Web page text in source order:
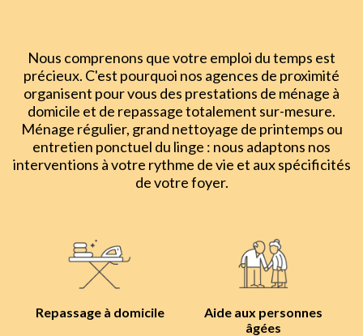
Nous comprenons que votre emploi du temps est
précieux. C'est pourquoi nos agences de proximité
organisent pour vous des prestations de ménage à
domicile et de repassage totalement sur-mesure.
Ménage régulier, grand nettoyage de printemps ou
entretien ponctuel du linge : nous adaptons nos
interventions à votre rythme de vie et aux spécificités
de votre foyer.
Repassage à domicile
Aide aux personnes
âgées